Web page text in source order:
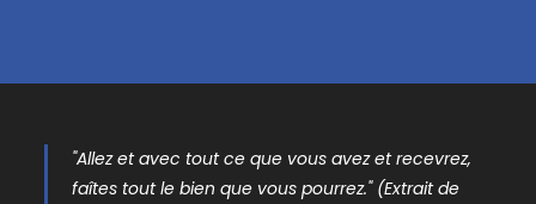
"Allez et avec tout ce que vous avez et recevrez,
faîtes tout le bien que vous pourrez." (Extrait de